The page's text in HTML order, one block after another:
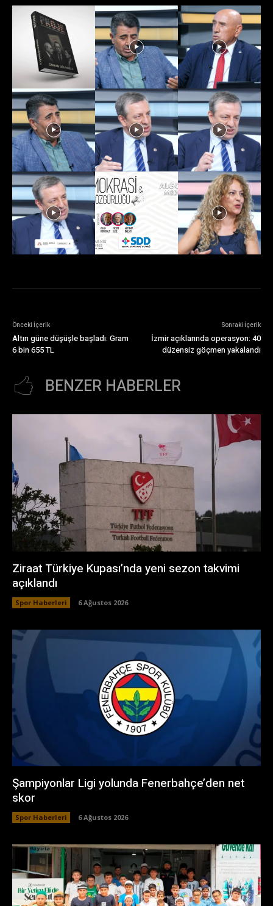
Önceki İçerik
Altın güne düşüşle başladı: Gram
6 bin 655 TL
Sonraki İçerik
İzmir açıklarında operasyon: 40
düzensiz göçmen yakalandı
BENZER HABERLER
Ziraat Türkiye Kupası’nda yeni sezon takvimi
açıklandı
Spor Haberleri 6 Ağustos 2026
Şampiyonlar Ligi yolunda Fenerbahçe’den net
skor
Spor Haberleri 6 Ağustos 2026